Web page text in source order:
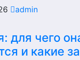
admin
для чего
и какие